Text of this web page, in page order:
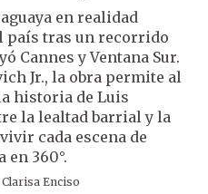
en realidad
país tras un recorrido
Cannes y Ventana Sur.
Jr., la obra permite al
historia de Luis
la lealtad barrial y la
cada escena de
360°.
Clarisa Enciso